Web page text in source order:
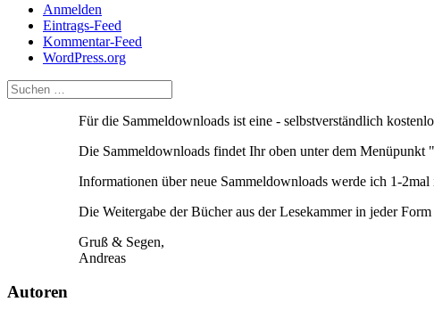
Anmelden
Eintrags-Feed
Kommentar-Feed
WordPress.org
Für die Sammeldownloads ist eine - selbstverständlich
Die Sammeldownloads findet Ihr oben unter dem
Informationen über neue Sammeldownloads werde ich 1-
Die Weitergabe der Bücher aus der Lesekammer in jeder
Gruß & Segen,
Andreas
Autoren